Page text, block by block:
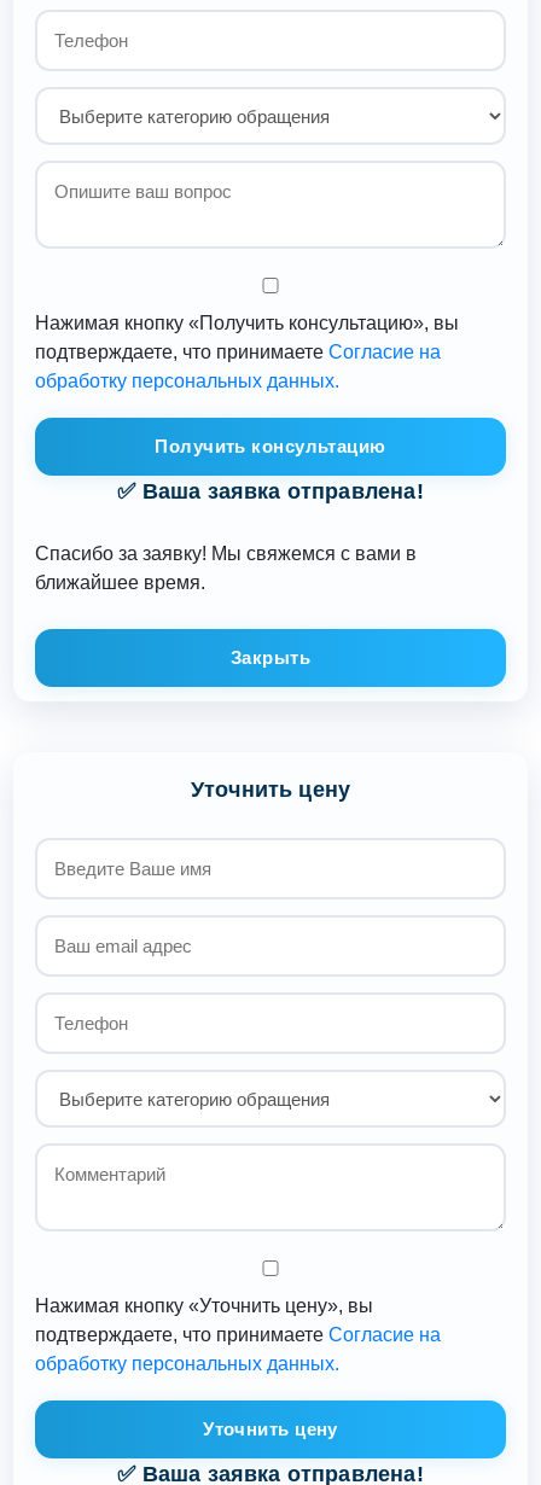
Нажимая кнопку «Получить консультацию», вы
подтверждаете, что принимаетеСогласие на
обработку персональных данных.
Получить консультацию
✅ Ваша заявка отправлена!
Спасибо за заявку! Мы свяжемся с вами в
ближайшее время.
Закрыть
Уточнить цену
Нажимая кнопку «Уточнить цену», вы
подтверждаете, что принимаетеСогласие на
обработку персональных данных.
Уточнить цену
✅ Ваша заявка отправлена!